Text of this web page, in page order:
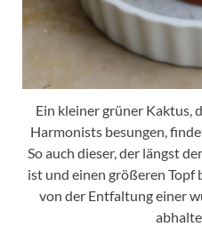
Ein kleiner grüner Kaktus,
Harmonists besungen,
So auch dieser, der längst
ist und einen größeren Topf
von der Entfaltung einer